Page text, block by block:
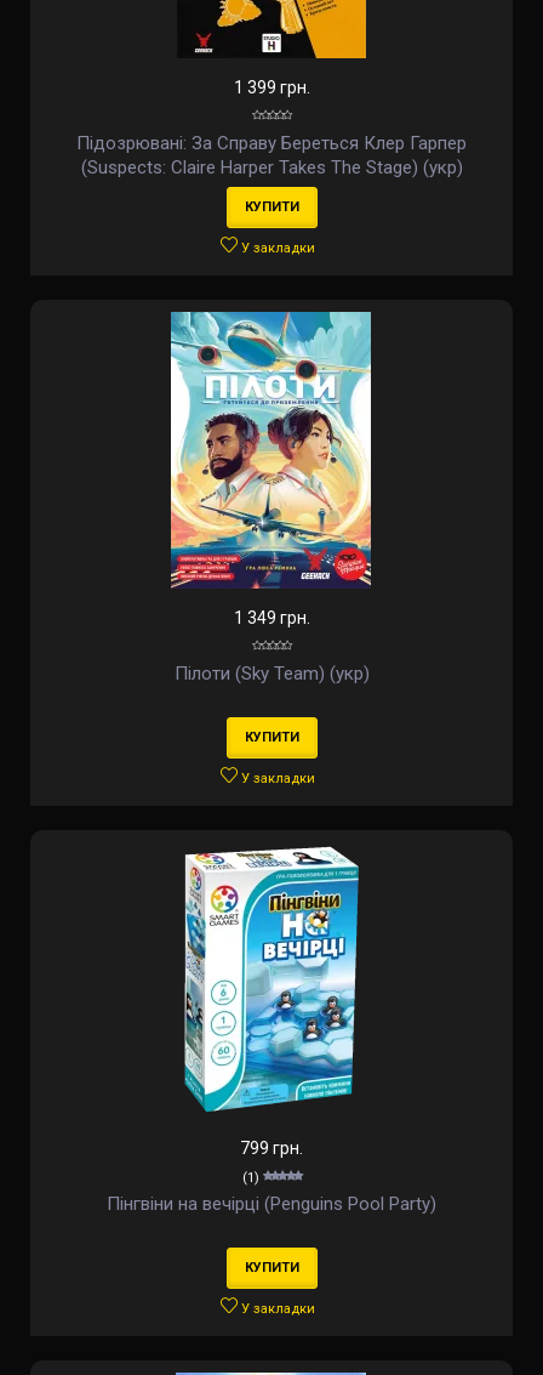
1 399 грн.
Підозрювані: За Справу Береться Клер Гарпер
(Suspects: Claire Harper Takes The Stage) (укр)
КУПИТИ
У закладки
1 349 грн.
Пілоти (Sky Team) (укр)
КУПИТИ
У закладки
799 грн.
(1)
Пінгвіни на вечірці (Penguins Pool Party)
КУПИТИ
У закладки